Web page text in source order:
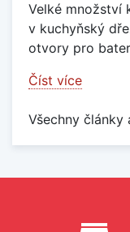
Velké množství
v kuchyňský
otvory pro
Číst více
Všechny články
Proč